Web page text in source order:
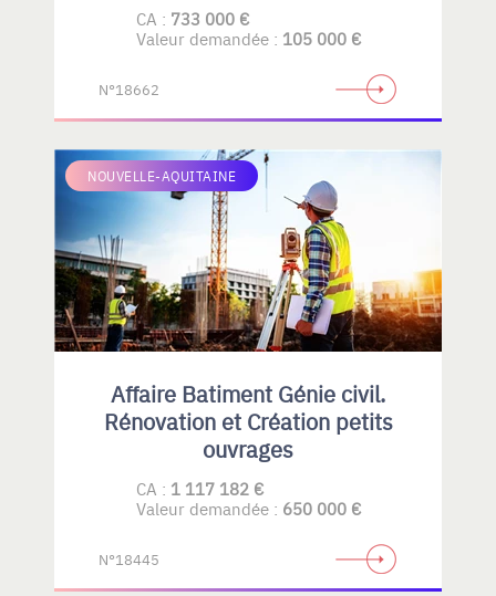
CA : 733 000 €
Valeur demandée : 105 000 €
N°18662
NOUVELLE-AQUITAINE
Affaire Batiment Génie civil.
Rénovation et Création petits
ouvrages
CA : 1 117 182 €
Valeur demandée : 650 000 €
N°18445